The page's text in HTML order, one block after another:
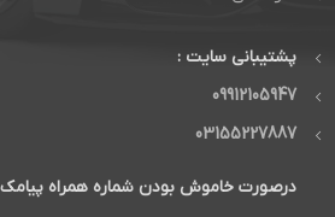
پشتیبانی سایت :
09912105947
03155227887
درصورت خاموش بودن شماره همراه پیامک